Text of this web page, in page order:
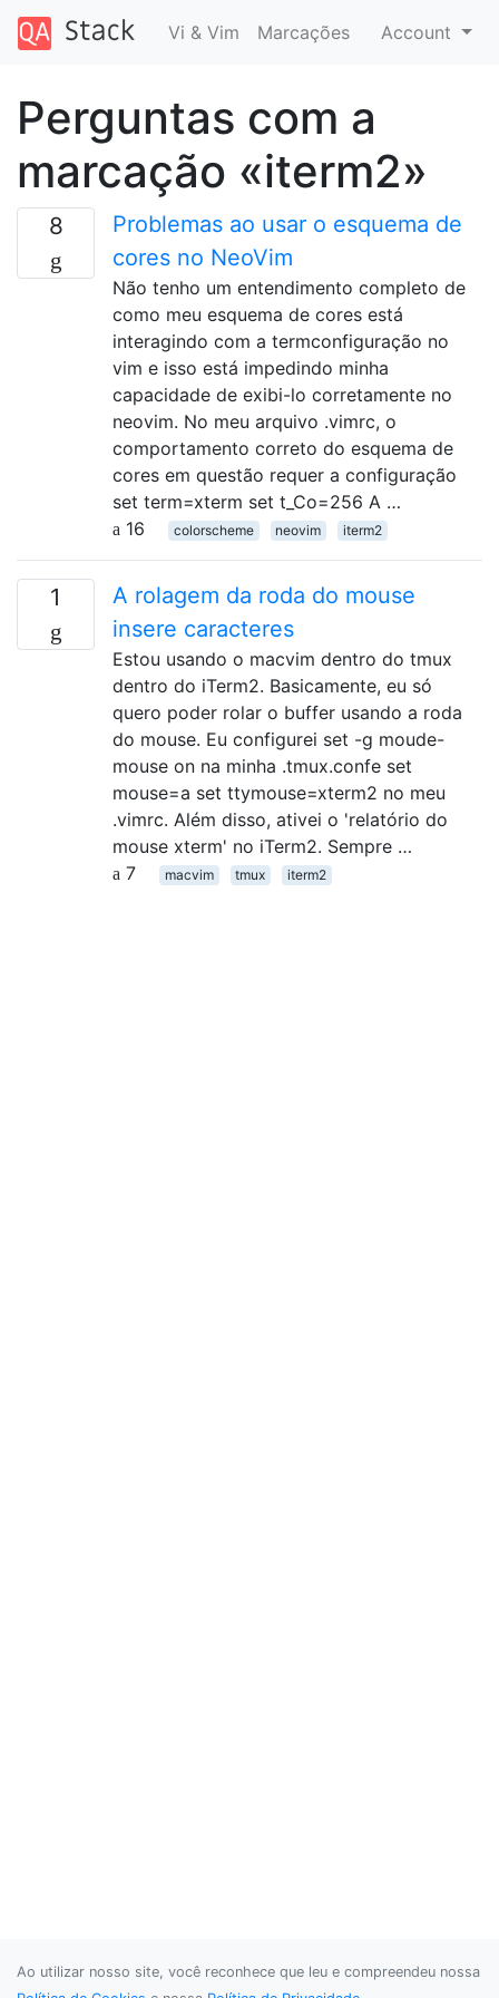
Vi & Vim Marcações Account
Perguntas com a
marcação «iterm2»
8
Problemas ao usar o esquema de
cores no NeoVim
Não tenho um entendimento completo de
como meu esquema de cores está
interagindo com a termconfiguração no
vim e isso está impedindo minha
capacidade de exibi-lo corretamente no
neovim. No meu arquivo .vimrc, o
comportamento correto do esquema de
cores em questão requer a configuração
set term=xterm set t_Co=256 A …
16
colorscheme neovim iterm2
1
A rolagem da roda do mouse
insere caracteres
Estou usando o macvim dentro do tmux
dentro do iTerm2. Basicamente, eu só
quero poder rolar o buffer usando a roda
do mouse. Eu configurei set -g moude-
mouse on na minha .tmux.confe set
mouse=a set ttymouse=xterm2 no meu
.vimrc. Além disso, ativei o 'relatório do
mouse xterm' no iTerm2. Sempre …
7
macvim tmux iterm2
Ao utilizar nosso site, você reconhece que leu e compreendeu nossa